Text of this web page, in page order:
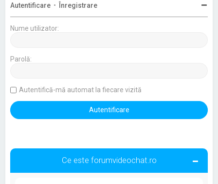
Autentificare •Înregistrare
Nume utilizator:
Parolă:
Autentifică-mă automat la fiecare vizită
Ce este forumvideochat.ro